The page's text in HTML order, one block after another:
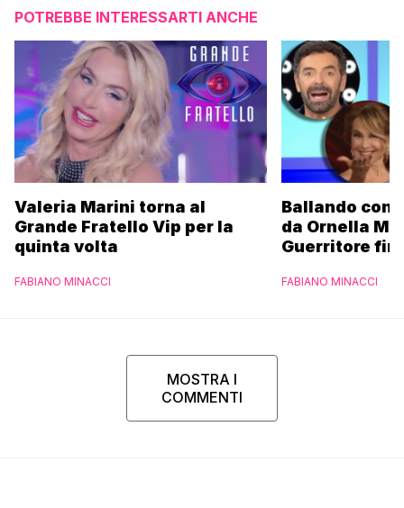
POTREBBE INTERESSARTI ANCHE
Valeria Marini torna al
Grande Fratello Vip per la
quinta volta
FABIANO MINACCI
Ballando con
da Ornella
Guerritore
l’esclusiva di
FABIANO MINACCI
MOSTRA I
COMMENTI